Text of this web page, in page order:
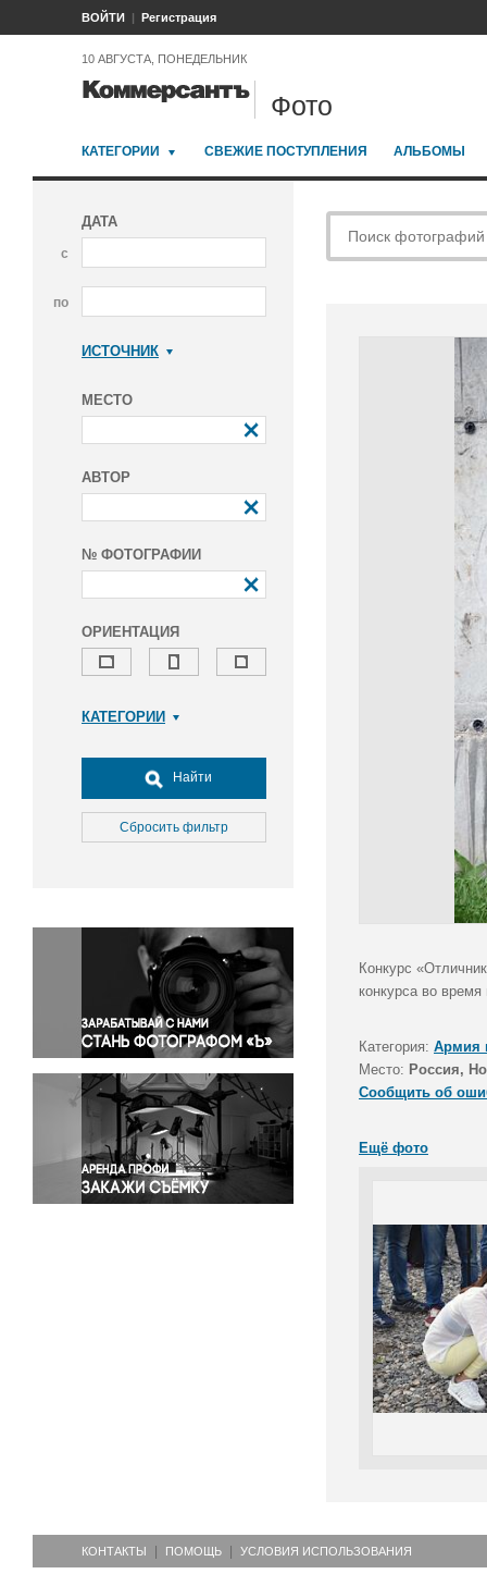
ВОЙТИ Регистрация
10 АВГУСТА, ПОНЕДЕЛЬНИК
Фото
КАТЕГОРИИ СВЕЖИЕ ПОСТУПЛЕНИЯ АЛЬБОМЫ
ДАТА
с
по
ИСТОЧНИК
МЕСТО
АВТОР
№ ФОТОГРАФИИ
ОРИЕНТАЦИЯ
КАТЕГОРИИ
Досуг, туризм и отдых
Культура
Медицина
Окружающая среда
Политика
Правосудие
Происшествия и конфликты
Религия
Светская жизнь
Спорт
Экология
Экономика и бизнес
Найти
Сбросить фильтр
Конкурс
конкурса во
Категория: Армия
Место: Россия,
Сообщить об
Ещё фото
КОНТАКТЫ ПОМОЩЬ УСЛОВИЯ ИСПОЛЬЗОВАНИЯ